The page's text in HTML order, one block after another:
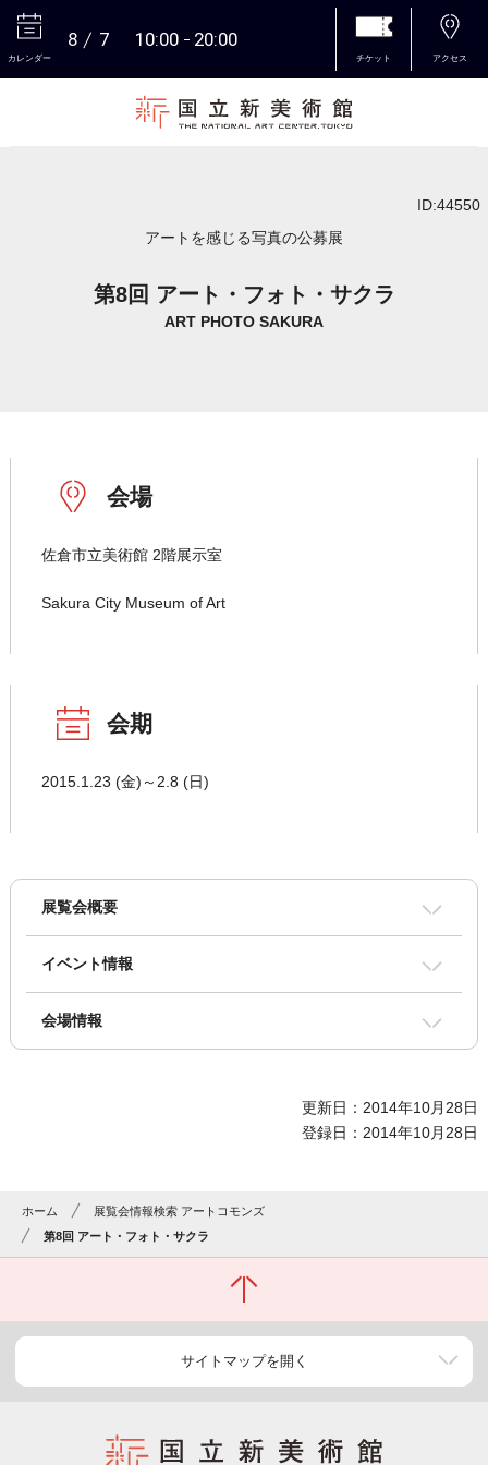
カレンダー
8 7 10:00 20:00
チケット アクセス
ID:44550
アートを感じる写真の公募展
第8回 アート・フォト・サクラ
ART PHOTO SAKURA
会場
佐倉市立美術館 2階展示室
Sakura City Museum of Art
会期
2015.1.23 (金)～2.8 (日)
展覧会概要
イベント情報
会場情報
更新日：2014年10月28日
登録日：2014年10月28日
ホーム
展覧会情報検索 アートコモンズ
第8回 アート・フォト・サクラ
サイトマップを開く